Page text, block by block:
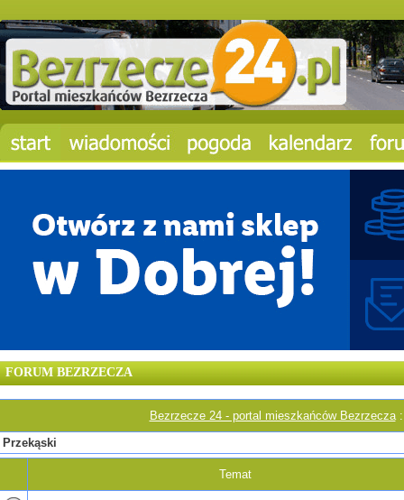
FORUM BEZRZECZA
Bezrzecze 24 - portal mieszkańców Bezrzecza
Przekąski
Temat